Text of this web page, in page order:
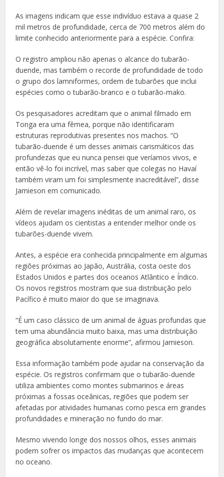
As imagens indicam que esse indivíduo estava a quase 2
mil metros de profundidade, cerca de 700 metros além do
limite conhecido anteriormente para a espécie. Confira:
O registro ampliou não apenas o alcance do tubarão-
duende, mas também o recorde de profundidade de todo
o grupo dos lamniformes, ordem de tubarões que inclui
espécies como o tubarão-branco e o tubarão-mako.
Os pesquisadores acreditam que o animal filmado em
Tonga era uma fêmea, porque não identificaram
estruturas reprodutivas presentes nos machos.“O
tubarão-duende é um desses animais carismáticos das
profundezas que eu nunca pensei que veríamos vivos, e
então vê-lo foi incrível, mas saber que colegas no Havaí
também viram um foi simplesmente inacreditável”, disse
Jamieson em comunicado.
Além de revelar imagens inéditas de um animal raro, os
vídeos ajudam os cientistas a entender melhor onde os
tubarões-duende vivem.
Antes, a espécie era conhecida principalmente em algumas
regiões próximas ao Japão, Austrália, costa oeste dos
Estados Unidos e partes dos oceanos Atlântico e Índico.
Os novos registros mostram que sua distribuição pelo
Pacífico é muito maior do que se imaginava.
“É um caso clássico de um animal de águas profundas que
tem uma abundância muito baixa, mas uma distribuição
geográfica absolutamente enorme”, afirmou Jamieson.
Essa informação também pode ajudar na conservação da
espécie. Os registros confirmam que o tubarão-duende
utiliza ambientes como montes submarinos e áreas
próximas a fossas oceânicas, regiões que podem ser
afetadas por atividades humanas como pesca em grandes
profundidades e mineração no fundo do mar.
Mesmo vivendo longe dos nossos olhos, esses animais
podem sofrer os impactos das mudanças que acontecem
no oceano.